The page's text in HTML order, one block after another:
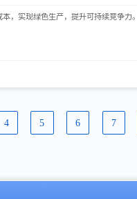
，实现绿色生产，提升可持续竞争力。
4 5 6 7